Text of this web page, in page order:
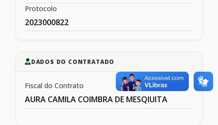
Protocolo
2023000822
DADOS DO CONTRATADO
Fiscal do Contrato
AURA CAMILA COIMBRA DE MESQIUITA